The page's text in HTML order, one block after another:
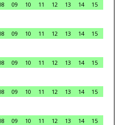
09 10 11 12 13 14
15
09 10 11 12 13 14
15
09 10 11 12 13 14
15
09 10 11 12 13 14
15
09 10 11 12 13 14 15